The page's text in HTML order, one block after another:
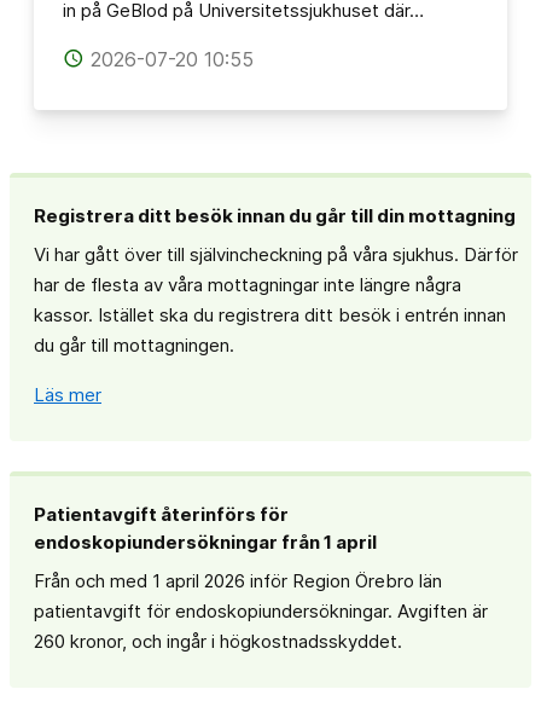
in på GeBlod på Universitetssjukhuset där…
access_time 2026-07-20 10:55
Registrera ditt besök innan du går till din mottagning
Vi har gått över till självincheckning på våra sjukhus. Därför
har de flesta av våra mottagningar inte längre några
kassor. Istället ska du registrera ditt besök i entrén innan
du går till mottagningen.
Läs mer
Patientavgift återinförs för
endoskopiundersökningar från 1 april
Från och med 1 april 2026 inför Region Örebro län
patientavgift för endoskopiundersökningar. Avgiften är
260 kronor, och ingår i högkostnadsskyddet.